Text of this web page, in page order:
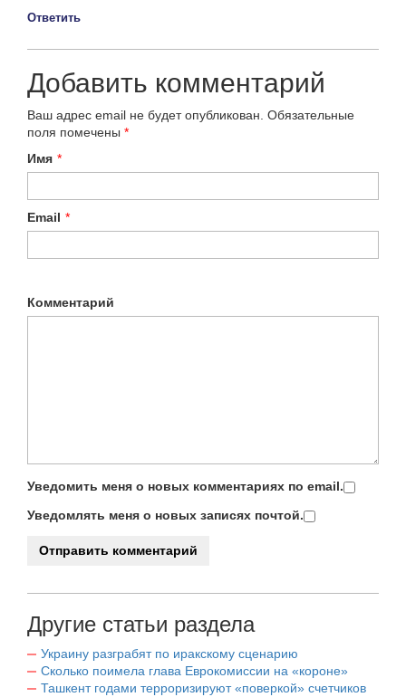
Ответить
Добавить комментарий
Ваш адрес email не будет опубликован. Обязательные
поля помечены *
Имя *
Email *
Комментарий
Уведомить меня о новых комментариях по email.
Уведомлять меня о новых записях почтой.
Другие статьи раздела
Украину разграбят по иракскому сценарию
Сколько поимела глава Еврокомиссии на «короне»
Ташкент годами терроризируют «поверкой» счетчиков